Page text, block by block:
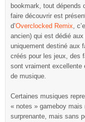
bookmark, tout dépends
faire découvrir est
d’Overclocked Remix,
ancien) qui est dédié
uniquement destiné aux
créés pour les jeux, des
sont vraiment excellente
de musique.
Certaines musiques
« notes » gameboy mais
surprenante, mais sans